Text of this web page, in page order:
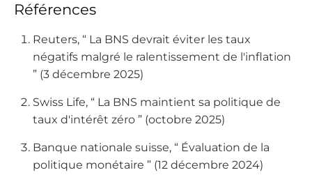
Références
Reuters, “ La BNS devrait éviter les taux
négatifs malgré le ralentissement de l'inflation
” (3 décembre 2025)
Swiss Life, “ La BNS maintient sa politique de
taux d'intérêt zéro ” (octobre 2025)
Banque nationale suisse, “ Évaluation de la
politique monétaire ” (12 décembre 2024)